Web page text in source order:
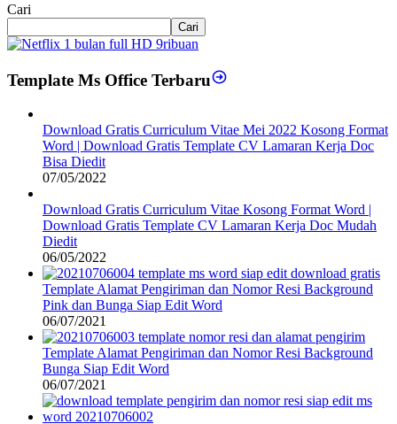
Cari
Cari
Template Ms Office Terbaru
Download Gratis Curriculum Vitae Mei 2022 Kosong Format
Word | Download Gratis Template CV Lamaran Kerja Doc
Bisa Diedit
07/05/2022
Download Gratis Curriculum Vitae Kosong Format Word |
Download Gratis Template CV Lamaran Kerja Doc Mudah
Diedit
06/05/2022
Template Alamat Pengiriman dan Nomor Resi Background
Pink dan Bunga Siap Edit Word
06/07/2021
Template Alamat Pengiriman dan Nomor Resi Background
Bunga Siap Edit Word
06/07/2021